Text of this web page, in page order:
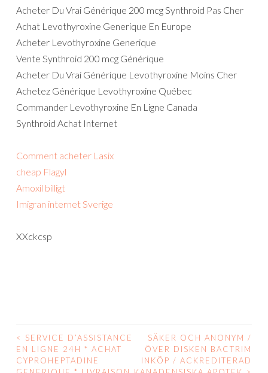
Acheter Du Vrai Générique 200 mcg Synthroid Pas Cher
Achat Levothyroxine Generique En Europe
Acheter Levothyroxine Generique
Vente Synthroid 200 mcg Générique
Acheter Du Vrai Générique Levothyroxine Moins Cher
Achetez Générique Levothyroxine Québec
Commander Levothyroxine En Ligne Canada
Synthroid Achat Internet
Comment acheter Lasix
cheap Flagyl
Amoxil billigt
Imigran internet Sverige
XXckcsp
POST
<
SERVICE D’ASSISTANCE
EN LIGNE 24H * ACHAT
CYPROHEPTADINE
SÄKER OCH ANONYM /
ÖVER DISKEN BACTRIM
INKÖP / ACKREDITERAD